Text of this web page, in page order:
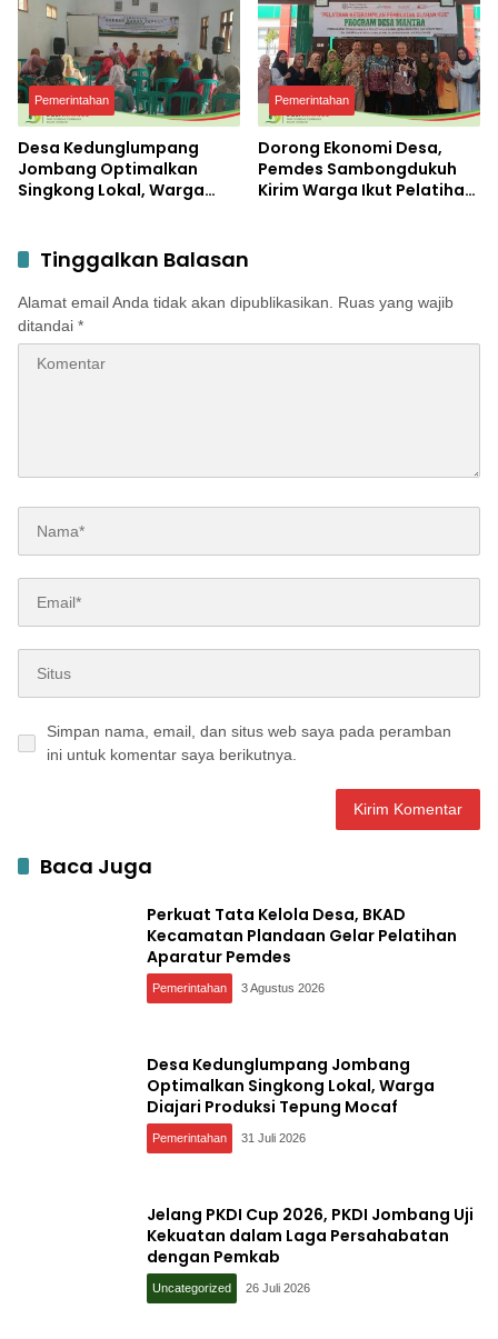
Pemerintahan
Desa Kedunglumpang
Jombang Optimalkan
Singkong Lokal, Warga
Pemerintahan
Dorong Ekonomi Desa,
Pemdes Sambongdukuh
Kirim Warga Ikut Pelatihan
Tinggalkan Balasan
Alamat email Anda tidak akan dipublikasikan.
Ruas yang wajib
ditandai *
Simpan nama, email, dan situs web saya pada peramban
ini untuk komentar saya berikutnya.
Baca Juga
Perkuat Tata Kelola Desa, BKAD
Kecamatan Plandaan Gelar Pelatihan
Aparatur Pemdes
Pemerintahan 3 Agustus 2026
Desa Kedunglumpang Jombang
Optimalkan Singkong Lokal, Warga
Diajari Produksi Tepung Mocaf
Pemerintahan 31 Juli 2026
Jelang PKDI Cup 2026, PKDI Jombang Uji
Kekuatan dalam Laga Persahabatan
dengan Pemkab
Uncategorized 26 Juli 2026